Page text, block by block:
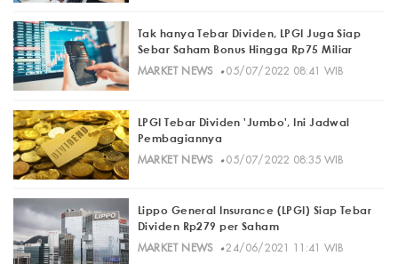
Tak hanya Tebar Dividen, LPGI Juga Siap
Sebar Saham Bonus Hingga Rp75 Miliar
MARKET NEWS· 05/07/2022 08:41 WIB
LPGI Tebar Dividen 'Jumbo', Ini Jadwal
Pembagiannya
MARKET NEWS· 05/07/2022 08:35 WIB
Lippo General Insurance (LPGI) Siap Tebar
Dividen Rp279 per Saham
MARKET NEWS· 24/06/2021 11:41 WIB